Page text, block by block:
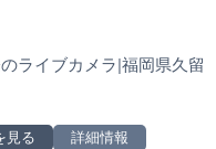
ライブカメラ|福岡県久留
見る 詳細情報